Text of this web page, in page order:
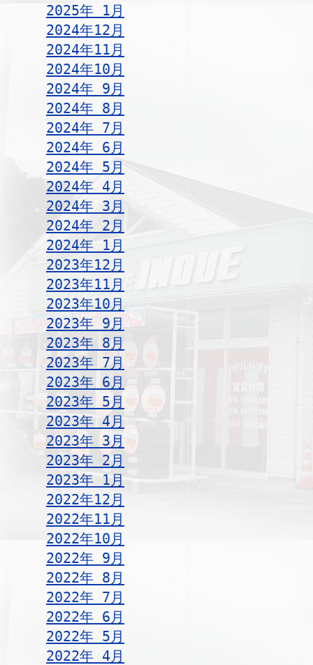
2025年 1月
2024年12月
2024年11月
2024年10月
2024年 9月
2024年 8月
2024年 7月
2024年 6月
2024年 5月
2024年 4月
2024年 3月
2024年 2月
2024年 1月
2023年12月
2023年11月
2023年10月
2023年 9月
2023年 8月
2023年 7月
2023年 6月
2023年 5月
2023年 4月
2023年 3月
2023年 2月
2023年 1月
2022年12月
2022年11月
2022年10月
2022年 9月
2022年 8月
2022年 7月
2022年 6月
2022年 5月
2022年 4月